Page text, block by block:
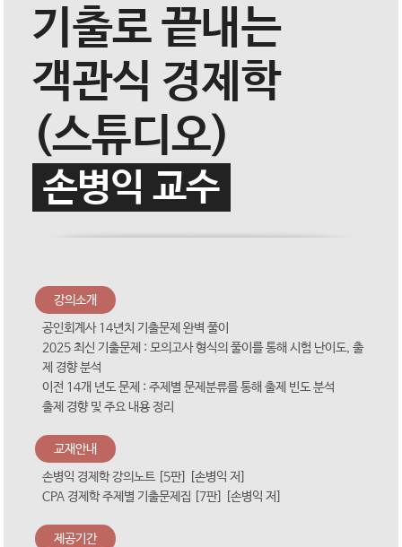
기출로 끝내는
객관식 경제학
(스튜디오)
손병익 교수
강의소개
공인회계사 14년치 기출문제 완벽 풀이
2025 최신 기출문제 : 모의고사 형식의 풀이를 통해 시험 난이도, 출
제 경향 분석
이전 14개 년도 문제 : 주제별 문제분류를 통해 출제 빈도 분석
출제 경향 및 주요 내용 정리
교재안내
손병익 경제학 강의노트 [5판] [손병익 저]
CPA 경제학 주제별 기출문제집 [7판] [손병익 저]
제공기간